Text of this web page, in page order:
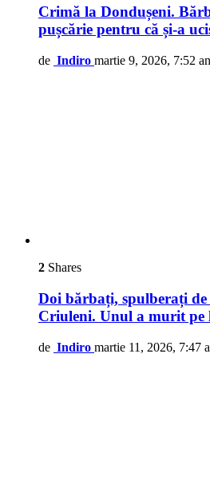
Crimă la Dondușeni.
pușcărie pentru că și-a
de Indiro martie 9, 2026, 7:52
2 Shares
Doi bărbați, spulberați
Criuleni. Unul a murit pe
de Indiro martie 11, 2026, 7:47